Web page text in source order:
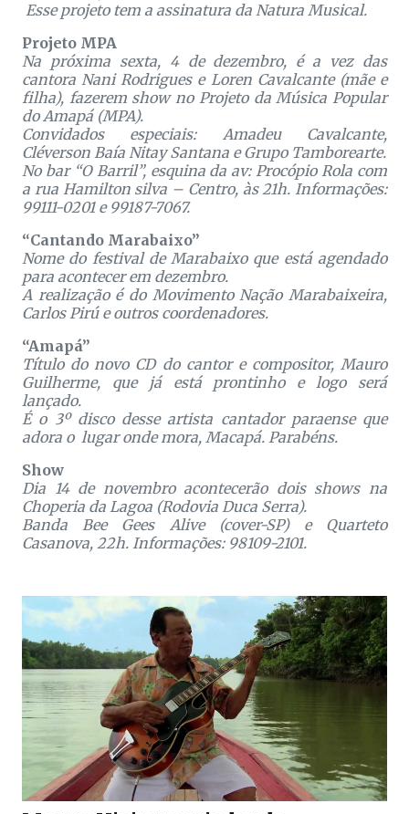
Esse projeto tem a assinatura da Natura Musical.
Projeto MPA
Na próxima sexta, 4 de dezembro, é a vez das
cantora Nani Rodrigues e Loren Cavalcante (mãe e
filha), fazerem show no Projeto da Música Popular
do Amapá (MPA).
Convidados especiais: Amadeu Cavalcante,
Cléverson Baía Nitay Santana e Grupo Tamborearte.
No bar “O Barril”, esquina da av: Procópio Rola com
a rua Hamilton silva – Centro, às 21h. Informações:
99111-0201 e 99187-7067.
“Cantando Marabaixo”
Nome do festival de Marabaixo que está agendado
para acontecer em dezembro.
A realização é do Movimento Nação Marabaixeira,
Carlos Pirú e outros coordenadores.
“Amapá”
Título do novo CD do cantor e compositor, Mauro
Guilherme, que já está prontinho e logo será
lançado.
É o 3º disco desse artista cantador paraense que
adora o lugar onde mora, Macapá. Parabéns.
Show
Dia 14 de novembro acontecerão dois shows na
Choperia da Lagoa (Rodovia Duca Serra).
Banda Bee Gees Alive (cover-SP) e Quarteto
Casanova, 22h. Informações: 98109-2101.